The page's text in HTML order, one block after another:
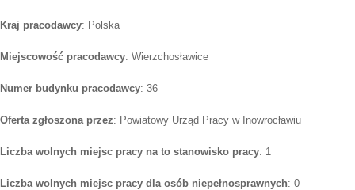
Kraj pracodawcy: Polska
Miejscowość pracodawcy: Wierzchosławice
Numer budynku pracodawcy: 36
Oferta zgłoszona przez: Powiatowy Urząd Pracy w Inowrocławiu
Liczba wolnych miejsc pracy na to stanowisko pracy: 1
Liczba wolnych miejsc pracy dla osób niepełnosprawnych: 0